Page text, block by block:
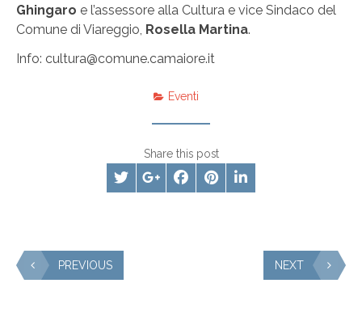
Ghingaro e l’assessore alla Cultura e vice Sindaco del
Comune di Viareggio, Rosella Martina.
Info: cultura@comune.camaiore.it
Eventi
Share this post
PREVIOUS NEXT